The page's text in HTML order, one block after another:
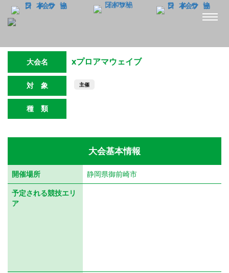
大会名 xプロアマウェイブ
対 象 主催
種 類
大会基本情報
開催場所
静岡県御前崎市
予定される競技エリ
ア